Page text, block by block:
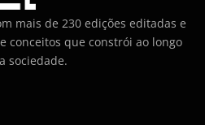
mais de 230 edições editadas e
conceitos que constrói ao longo
sociedade.